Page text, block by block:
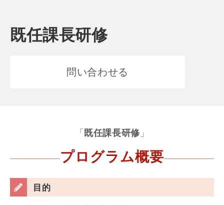
既任課長研修
問い合わせる
「既任課長研修」
プログラム概要
目的